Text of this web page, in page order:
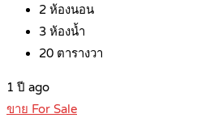
2 ห้องนอน
3 ห้องน้ำ
20 ตารางวา
1 ปี ago
ขาย For Sale